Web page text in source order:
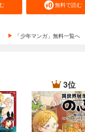
無料で読む
「少年マンガ」無料一覧へ
3位